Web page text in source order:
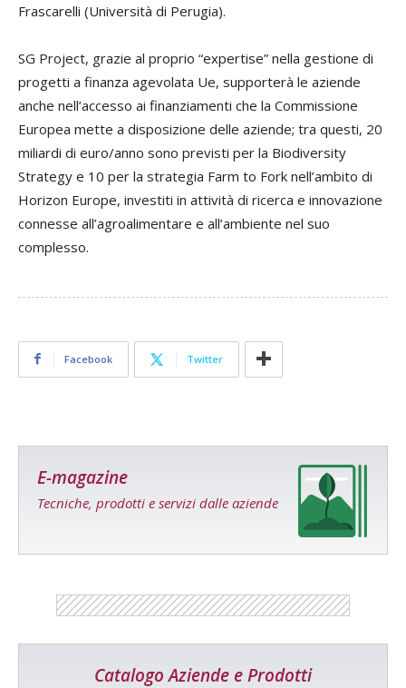
Frascarelli (Università di Perugia).
SG Project, grazie al proprio “expertise” nella gestione di
progetti a finanza agevolata Ue, supporterà le aziende
anche nell’accesso ai finanziamenti che la Commissione
Europea mette a disposizione delle aziende; tra questi, 20
miliardi di euro/anno sono previsti per la Biodiversity
Strategy e 10 per la strategia Farm to Fork nell’ambito di
Horizon Europe, investiti in attività di ricerca e innovazione
connesse all’agroalimentare e all’ambiente nel suo
complesso.
Facebook Twitter
E-magazine
Tecniche, prodotti e servizi dalle aziende
Catalogo Aziende e Prodotti